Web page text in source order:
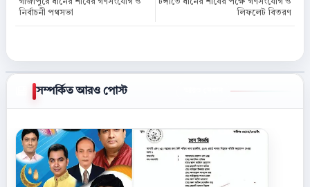
টঙ্গীতে ধানের শীষের পক্ষে গণসংযোগ ও
লিফলেট বিতরণ
গাজীপুরে ধানের শীষের গণসংযোগ ও
নির্বাচনী পথসভা
সম্পর্কিত আরও পোস্ট